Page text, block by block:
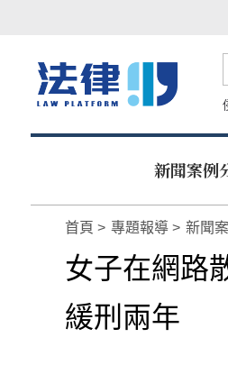
新聞案例
首頁 專題報導 新聞
女子在網路
緩刑兩年